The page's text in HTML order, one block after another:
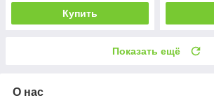
Купить
Показать ещё
О нас